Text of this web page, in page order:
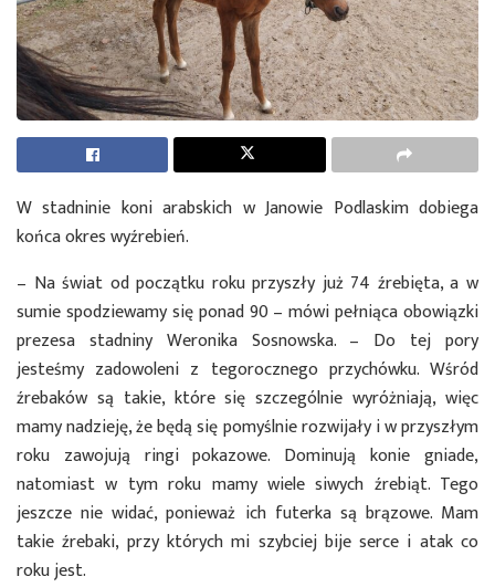
W stadninie koni arabskich w Janowie Podlaskim dobiega
końca okres wyźrebień.
– Na świat od początku roku przyszły już 74 źrebięta, a w
sumie spodziewamy się ponad 90 – mówi pełniąca obowiązki
prezesa stadniny Weronika Sosnowska. – Do tej pory
jesteśmy zadowoleni z tegorocznego przychówku. Wśród
źrebaków są takie, które się szczególnie wyróżniają, więc
mamy nadzieję, że będą się pomyślnie rozwijały i w przyszłym
roku zawojują ringi pokazowe. Dominują konie gniade,
natomiast w tym roku mamy wiele siwych źrebiąt. Tego
jeszcze nie widać, ponieważ ich futerka są brązowe. Mam
takie źrebaki, przy których mi szybciej bije serce i atak co
roku jest.